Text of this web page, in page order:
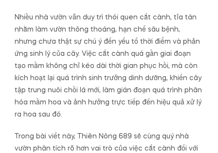
Nhiều nhà vườn vẫn duy trì thói quen cắt cành, tỉa tán
nhằm làm vườn thông thoáng, hạn chế sâu bệnh,
nhưng chưa thật sự chú ý đến yếu tố thời điểm và phản
ứng sinh lý của cây. Việc cắt cành quá gần giai đoạn
tạo mầm không chỉ kéo dài thời gian phục hồi, mà còn
kích hoạt lại quá trình sinh trưởng dinh dưỡng, khiến cây
tập trung nuôi chồi lá mới, làm gián đoạn quá trình phân
hóa mầm hoa và ảnh hưởng trực tiếp đến hiệu quả xử lý
ra hoa sau đó.
Trong bài viết này, Thiên Nông 689 sẽ cùng quý nhà
vườn phân tích rõ hơn vai trò của việc cắt cành đối với